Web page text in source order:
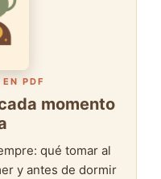
PDF
momento
qué tomar al
y antes de dormir